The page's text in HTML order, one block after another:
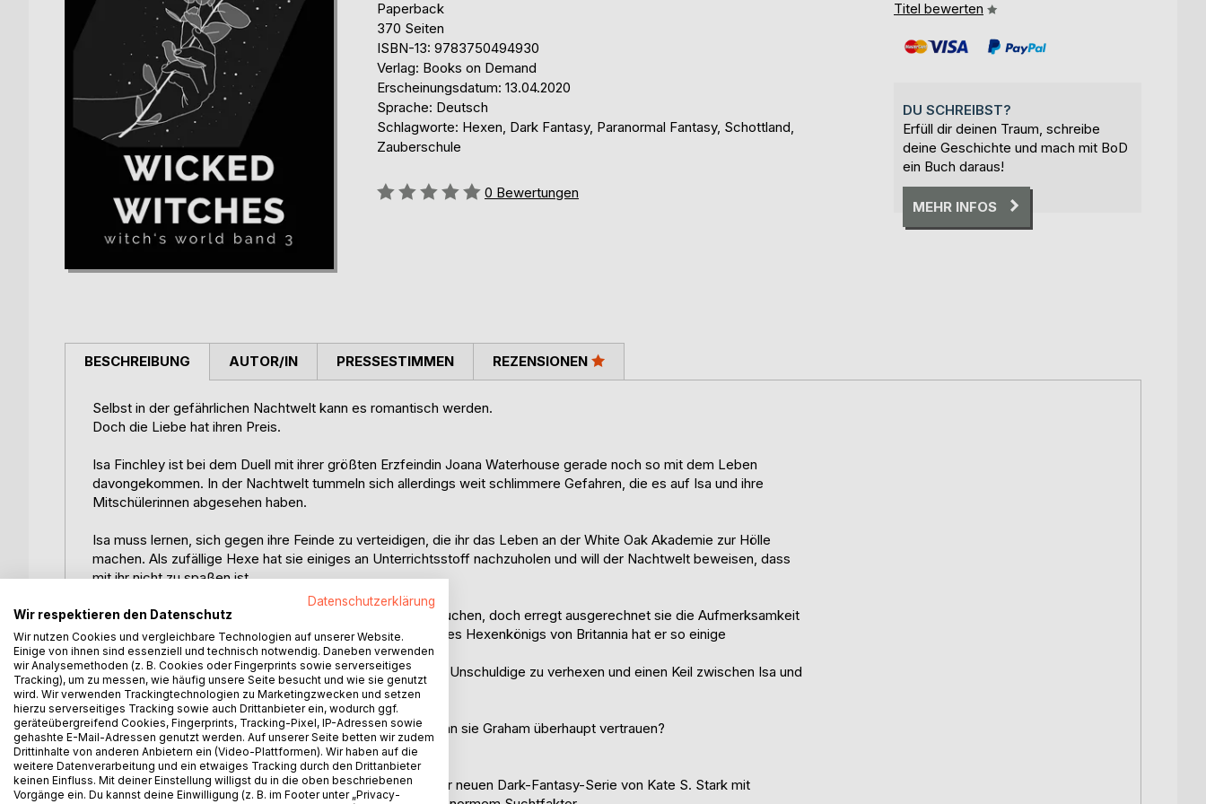
Paperback
370 Seiten
ISBN-13: 9783750494930
Verlag: Books on Demand
Erscheinungsdatum: 13.04.2020
Sprache: Deutsch
Schlagworte: Hexen, Dark Fantasy, Paranormal Fantasy, Schottland,
Zauberschule
Bewertung::
0 Bewertungen
Titel bewerten
DU SCHREIBST?
Erfüll dir deinen Traum, schreibe
deine Geschichte und mach mit BoD
ein Buch daraus!
MEHR INFOS
BESCHREIBUNG
Selbst in der gefährlichen Nachtwelt kann es romantisch werden.
Doch die Liebe hat ihren Preis.
Isa Finchley ist bei dem Duell mit ihrer größten Erzfeindin Joana Waterhouse gerade noch so mit dem Leben
davongekommen. In der Nachtwelt tummeln sich allerdings weit schlimmere Gefahren, die es auf Isa und ihre
Mitschülerinnen abgesehen haben.
Isa muss lernen, sich gegen ihre Feinde zu verteidigen, die ihr das Leben an der White Oak Akademie zur Hölle
machen. Als zufällige Hexe hat sie einiges an Unterrichtsstoff nachzuholen und will der Nachtwelt beweisen, dass
mit ihr nicht zu spaßen ist.
Ablenkungen kann Isa bei ihrem Vorhaben gar nicht gebrauchen, doch erregt ausgerechnet sie die Aufmerksamkeit
von Graham Waterhouse. Als Sohn und zukünftiger Erbe des Hexenkönigs von Britannia hat er so einige
Verehrerinnen innerhalb der Nachtwelt.
Und diese schrecken vor nichts zurück. Auch nicht davor, Unschuldige zu verhexen und einen Keil zwischen Isa und
Graham zu treiben ...
Werden sich die beiden trotzdem näherkommen? Und kann sie Graham überhaupt vertrauen?
Jetzt lesen und herausfinden!
Wicked Witches ist der dritte Band von Witch´s World, der neuen Dark-Fantasy-Serie von Kate S. Stark mit
AUTOR/IN PRESSESTIMMEN REZENSIONEN
Datenschutzerklärung
Wir respektieren den Datenschutz
Wir nutzen Cookies und vergleichbare Technologien auf unserer Website.
Einige von ihnen sind essenziell und technisch notwendig. Daneben verwenden
wir Analysemethoden (z. B. Cookies oder Fingerprints sowie serverseitiges
Tracking), um zu messen, wie häufig unsere Seite besucht und wie sie genutzt
wird. Wir verwenden Trackingtechnologien zu Marketingzwecken und setzen
hierzu serverseitiges Tracking sowie auch Drittanbieter ein, wodurch ggf.
geräteübergreifend Cookies, Fingerprints, Tracking-Pixel, IP-Adressen sowie
gehashte E-Mail-Adressen genutzt werden. Auf unserer Seite betten wir zudem
Drittinhalte von anderen Anbietern ein (Video-Plattformen). Wir haben auf die
weitere Datenverarbeitung und ein etwaiges Tracking durch den Drittanbieter
keinen Einfluss. Mit deiner Einstellung willigst du in die oben beschriebenen
Vorgänge ein. Du kannst deine Einwilligung (z. B. im Footer unter „Privacy-